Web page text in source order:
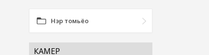
Нэр томьёо
КАМЕР